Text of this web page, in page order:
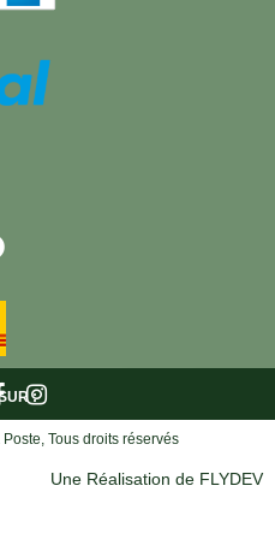
SUR :
Tous droits réservés
Une Réalisation de FLYDEV